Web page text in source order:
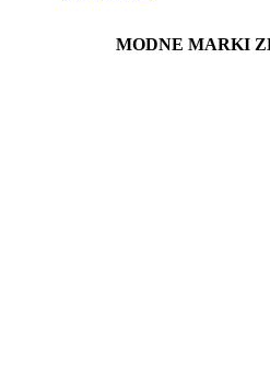
MODNE MARKI